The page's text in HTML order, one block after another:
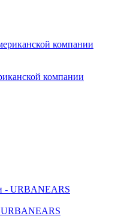
компании
URBANEARS